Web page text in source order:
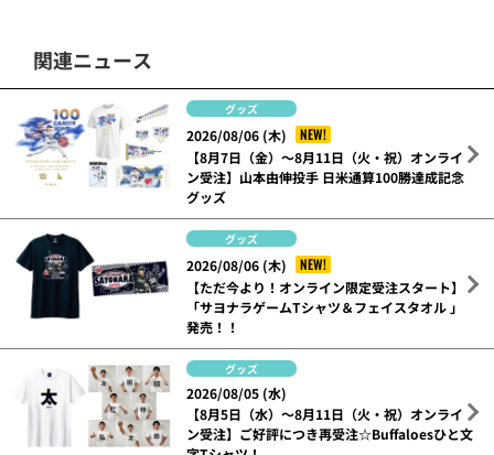
関連ニュース
グッズ
2026/08/06 (木)
NEW!
【8月7日（金）～8月11日（火・祝）オンライ
ン受注】山本由伸投手 日米通算100勝達成記念
グッズ
グッズ
2026/08/06 (木)
NEW!
【ただ今より！オンライン限定受注スタート】
「サヨナラゲームTシャツ＆フェイスタオル 」
発売！！
グッズ
2026/08/05 (水)
【8月5日（水）～8月11日（火・祝）オンライ
ン受注】ご好評につき再受注☆Buffaloesひと文